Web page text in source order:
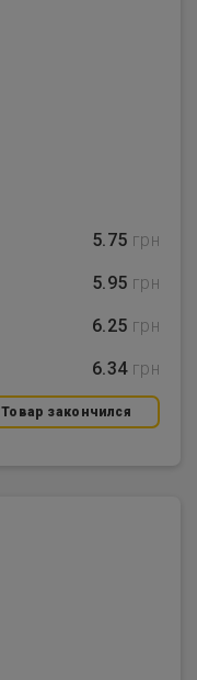
5.75 грн
5.95 грн
6.25 грн
6.34 грн
Товар закончился